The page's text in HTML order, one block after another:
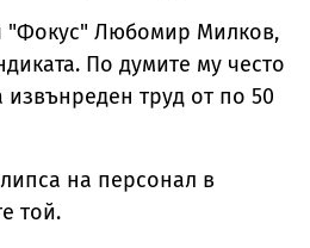
"Фокус" Любомир Милков,
По думите му често
труд от по 50
на персонал в
той.